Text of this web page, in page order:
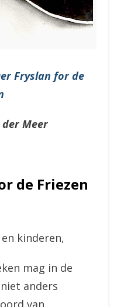
Fryslan for de
der Meer
de Friezen
kinderen,
mag in de
anders
van